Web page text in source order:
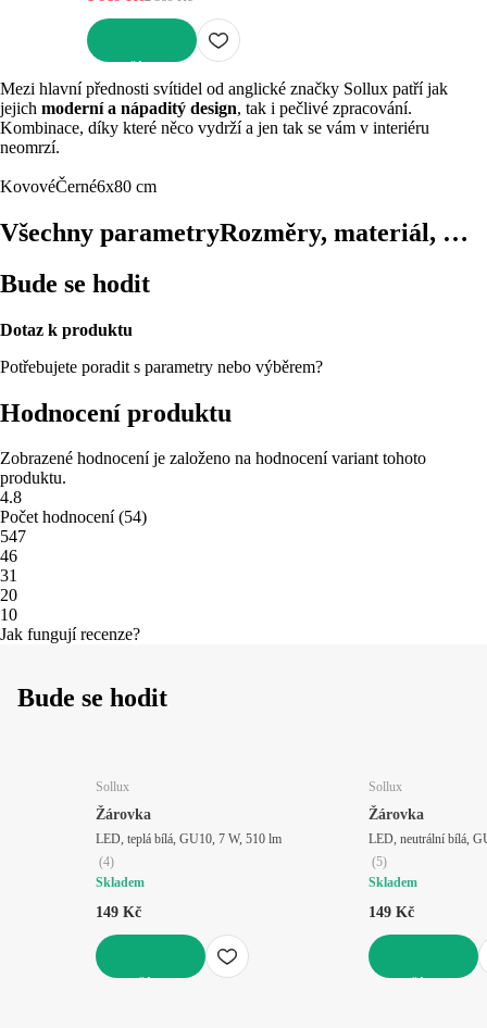
Mezi hlavní přednosti svítidel od anglické značky Sollux patří jak
jejich moderní a nápaditý design, tak i pečlivé zpracování.
Kombinace, díky které něco vydrží a jen tak se vám v interiéru
neomrzí.
KovovéČerné6x80 cm
Všechny parametryRozměry, materiál, …
Bude se hodit
Dotaz k produktu
Potřebujete poradit s parametry nebo výběrem?
Hodnocení produktu
Zobrazené hodnocení je založeno na hodnocení variant tohoto
produktu.
4.8
Počet hodnocení(54)
547
46
31
20
10
Jak fungují recenze?
Bude se hodit
Sollux
Žárovka
LED, teplá bílá, GU10, 7 W, 510 lm
(4)
Skladem
149 Kč
Sollux
Žárovka
LED, neutrální bílá,
(5)
Skladem
149 Kč